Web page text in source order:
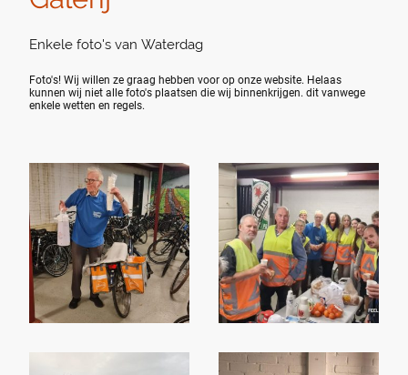
Enkele foto's van Waterdag
Foto's! Wij willen ze graag hebben voor op onze website. Helaas
kunnen wij niet alle foto's plaatsen die wij binnenkrijgen. dit vanwege
enkele wetten en regels.